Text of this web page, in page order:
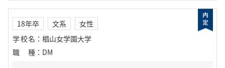
18年卒 文系
女性
学校名 ： 椙山女学園大学
職種 ： DM